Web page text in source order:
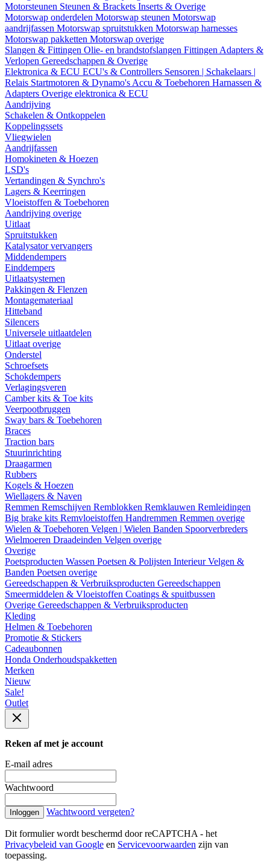
Motorsteunen Steunen & Brackets Inserts & Overige
Motorswap onderdelen Motorswap steunen Motorswap
aandrijfassen Motorswap spruitstukken Motorswap harnesses
Motorswap pakketten Motorswap overige
Slangen & Fittingen Olie- en brandstofslangen Fittingen Adapters &
Verlopen Gereedschappen & Overige
Elektronica & ECU ECU's & Controllers Sensoren | Schakelaars |
Relais Startmotoren & Dynamo's Accu & Toebehoren Harnassen &
Adapters Overige elektronica & ECU
Aandrijving
Schakelen & Ontkoppelen
Koppelingssets
Vliegwielen
Aandrijfassen
Homokineten & Hoezen
LSD's
Vertandingen & Synchro's
Lagers & Keerringen
Vloeistoffen & Toebehoren
Aandrijving overige
Uitlaat
Spruitstukken
Katalysator vervangers
Middendempers
Einddempers
Uitlaatsystemen
Pakkingen & Flenzen
Montagemateriaal
Hitteband
Silencers
Universele uitlaatdelen
Uitlaat overige
Onderstel
Schroefsets
Schokdempers
Verlagingsveren
Camber kits & Toe kits
Veerpootbruggen
Sway bars & Toebehoren
Braces
Traction bars
Stuurinrichting
Draagarmen
Rubbers
Kogels & Hoezen
Wiellagers & Naven
Remmen Remschijven Remblokken Remklauwen Remleidingen
Big brake kits Remvloeistoffen Handremmen Remmen overige
Wielen & Toebehoren Velgen | Wielen Banden Spoorverbreders
Wielmoeren Draadeinden Velgen overige
Overige
Poetsproducten Wassen Poetsen & Polijsten InterieurVelgen &
Banden Poetsen overige
Gereedschappen & Verbruiksproducten Gereedschappen
Smeermiddelen & Vloeistoffen Coatings & spuitbussen
Overige Gereedschappen & Verbruiksproducten
Kleding
Helmen & Toebehoren
Promotie & Stickers
Cadeaubonnen
Honda Onderhoudspakketten
Merken
Nieuw
Sale!
Outlet
Reken af met je account
E-mail adres
Wachtwoord
Inloggen Wachtwoord vergeten?
Dit formulier wordt beschermd door reCAPTCHA - het
Privacybeleid van Google en Servicevoorwaarden zijn van
toepassing.